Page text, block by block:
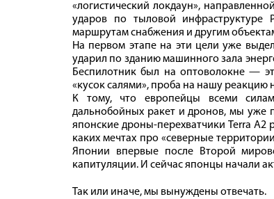
«логистический локдаун»,
ударов по тыловой инфраструктуре
маршрутам снабжения и другим
На первом этапе на эти цели уже
ударил по зданию машинного зала
Беспилотник был на оптоволокне —
«кусок салями», проба на нашу реакцию
К тому, что европейцы всеми
дальнобойных ракет и дронов, мы уже
японские дроны-перехватчики Terra
каких мечтах про «северные
Японии впервые после Второй
капитуляции. И сейчас японцы начали
Так или иначе, мы вынуждены отвечать.